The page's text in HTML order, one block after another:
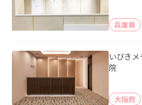
兵庫県
いびき
院
大阪府